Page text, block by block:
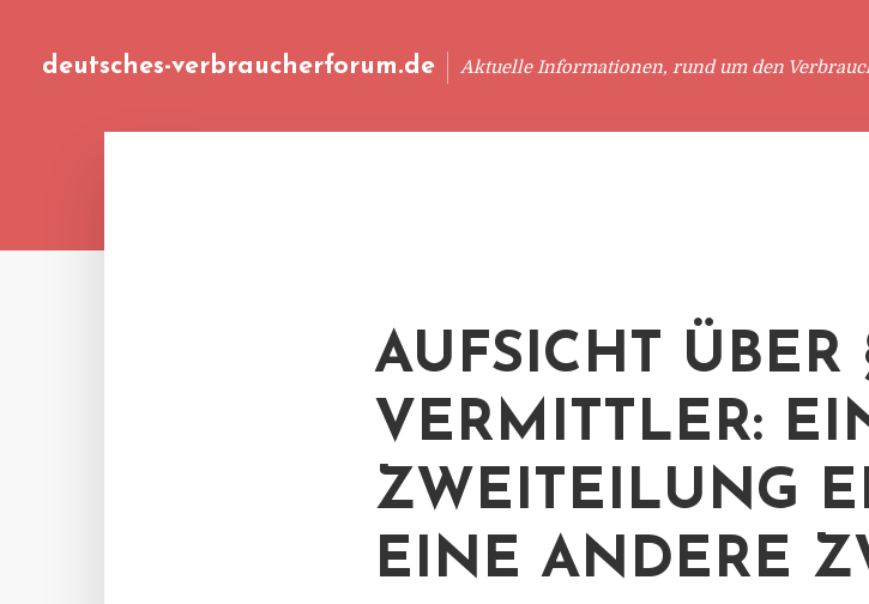
deutsches-verbraucherforum.de Aktuelle Informationen, rund um den
AUFSICHT ÜBER
VERMITTLER:
ZWEITEILUNG
EINE ANDERE